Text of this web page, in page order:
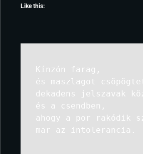
Like this:
Kínzón farag,
és maszlagot
dekadens jelszavak
és a csendben,
ahogy a por rakódik
mar az intolerancia.